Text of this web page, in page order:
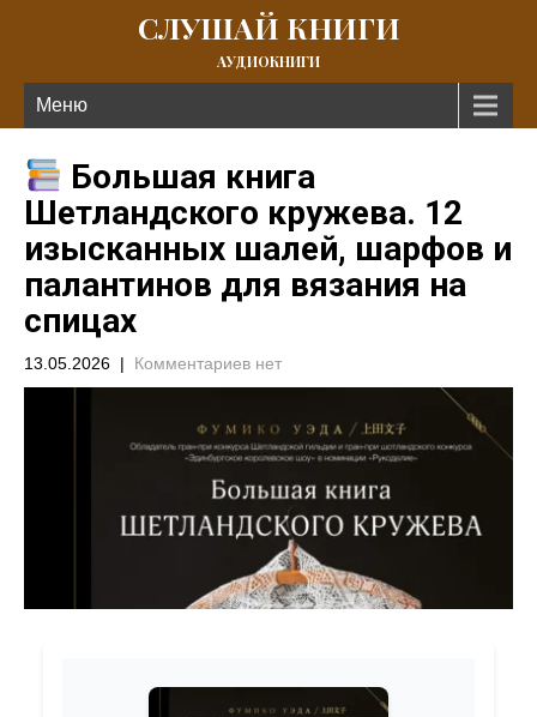
СЛУШАЙ КНИГИ
АУДИОКНИГИ
Меню
Большая книга
Шетландского кружева. 12
изысканных шалей, шарфов и
палантинов для вязания на
спицах
13.05.2026 | Комментариев нет